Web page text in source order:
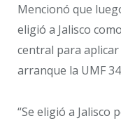
Mencionó que
eligió a Jalisco
central para
arranque la UMF
“Se eligió a Jalisco